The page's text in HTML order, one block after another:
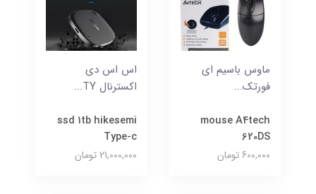
ماوس باسیم ای
فورتک...
mouse A4tech
620DS
600,000 تومان
اس اس دی
اکسترنال TY...
ssd 1tb hikesemi
Type-c
21,000,000 تومان